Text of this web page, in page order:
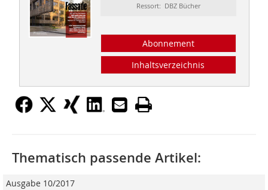
Ressort: DBZ Bücher
Abonnement
Inhaltsverzeichnis
Thematisch passende Artikel:
Ausgabe 10/2017